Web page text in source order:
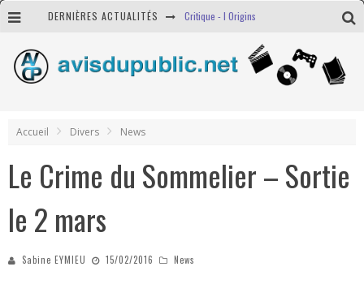
DERNIÈRES ACTUALITÉS Critique - I Origins
Containment - Saison 1
Critique - Le BGG (Le Bon Gros Géant)
Accueil
Divers News
Le Crime du Sommelier – Sortie
le 2 mars
Sabine EYMIEU 15/02/2016 News